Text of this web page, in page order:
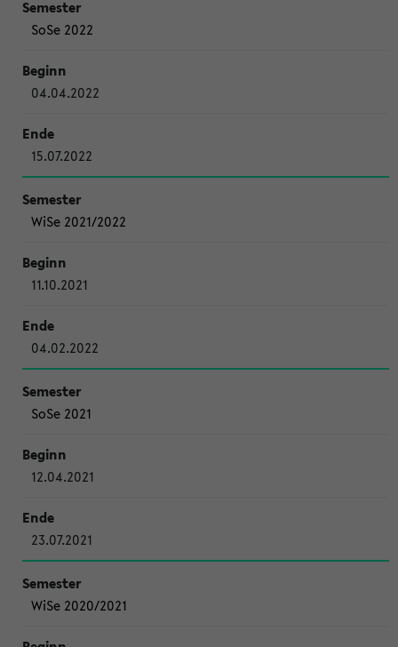
SoSe 2022
04.04.2022
15.07.2022
WiSe 2021/2022
11.10.2021
04.02.2022
SoSe 2021
12.04.2021
23.07.2021
WiSe 2020/2021